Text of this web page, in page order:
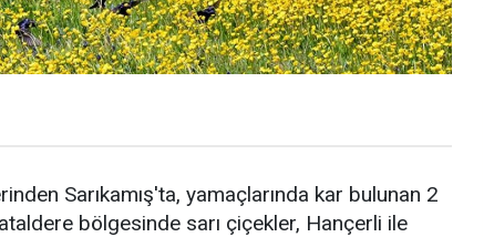
Sarıkamış'ta, yamaçlarında kar bulunan 2
bölgesinde sarı çiçekler, Hançerli ile